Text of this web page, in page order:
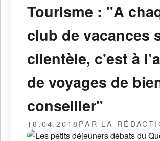
Tourisme : "A
club de vacances
clientèle, c'est à
de voyages de
conseiller"
18.04.2018PAR LA